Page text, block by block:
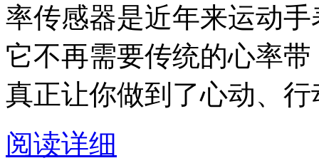
率传感器是近年来运动
它不再需要传统的心率
真正让你做到了心动、行
阅读详细